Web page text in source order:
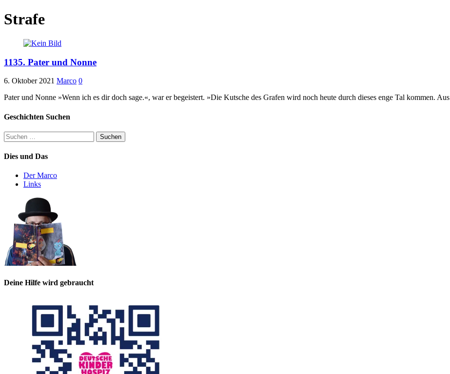
Strafe
1135. Pater und Nonne
6. Oktober 2021 Marco 0
Pater und Nonne »Wenn ich es dir doch sage.«, war er begeistert. »Die Kutsche des Grafen wird noch heute durch dieses enge Tal kommen. Aus
Geschichten Suchen
Suchen
nach:
Dies und Das
Der Marco
Links
Deine Hilfe wird gebraucht